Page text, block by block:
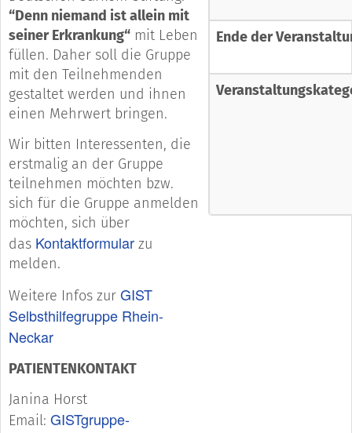
“Denn niemand ist allein mit
seiner Erkrankung“ mit Leben
füllen. Daher soll die Gruppe
mit den Teilnehmenden
gestaltet werden und ihnen
einen Mehrwert bringen.
Wir bitten Interessenten, die
erstmalig an der Gruppe
teilnehmen möchten bzw.
sich für die Gruppe anmelden
möchten, sich über
das Kontaktformular zu
melden.
Weitere Infos zur GIST
Selbsthilfegruppe Rhein-
Neckar
PATIENTENKONTAKT
Janina Horst
Email: GISTgruppe-
Ende der